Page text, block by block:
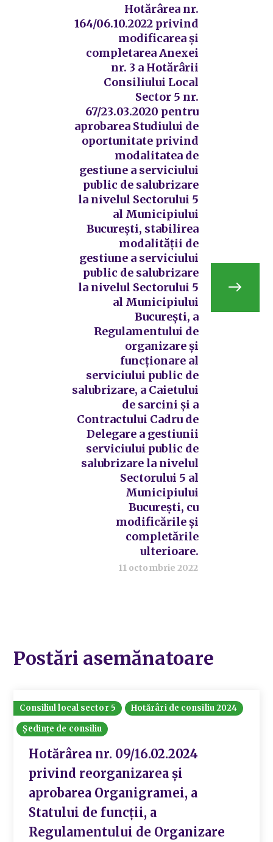
Hotărârea nr.
164/06.10.2022 privind
modificarea și
completarea Anexei
nr. 3 a Hotărârii
Consiliului Local
Sector 5 nr.
67/23.03.2020 pentru
aprobarea Studiului de
oportunitate privind
modalitatea de
gestiune a serviciului
public de salubrizare
la nivelul Sectorului 5
al Municipiului
București, stabilirea
modalității de
gestiune a serviciului
public de salubrizare
la nivelul Sectorului 5
al Municipiului
București, a
Regulamentului de
organizare și
funcționare al
serviciului public de
salubrizare, a Caietului
de sarcini și a
Contractului Cadru de
Delegare a gestiunii
serviciului public de
salubrizare la nivelul
Sectorului 5 al
Municipiului
București, cu
modificările și
completările
ulterioare.
11 octombrie 2022
Postări asemănatoare
Consiliul local sector 5
Hotărâri de consiliu 2024
Ședințe de consiliu
Hotărârea nr. 09/16.02.2024
privind reorganizarea și
aprobarea Organigramei, a
Statului de funcții, a
Regulamentului de Organizare